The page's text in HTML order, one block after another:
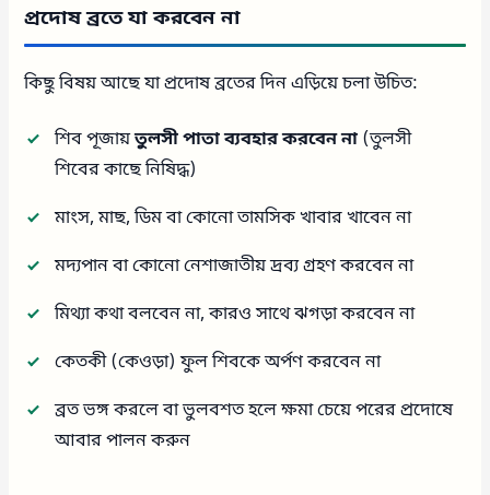
প্রদোষ ব্রতে যা করবেন না
কিছু বিষয় আছে যা প্রদোষ ব্রতের দিন এড়িয়ে চলা উচিত:
শিব পূজায়তুলসী পাতা ব্যবহার করবেন না (তুলসী
শিবের কাছে নিষিদ্ধ)
মাংস, মাছ, ডিম বা কোনো তামসিক খাবার খাবেন না
মদ্যপান বা কোনো নেশাজাতীয় দ্রব্য গ্রহণ করবেন না
মিথ্যা কথা বলবেন না, কারও সাথে ঝগড়া করবেন না
কেতকী (কেওড়া) ফুল শিবকে অর্পণ করবেন না
ব্রত ভঙ্গ করলে বা ভুলবশত হলে ক্ষমা চেয়ে পরের প্রদোষে
আবার পালন করুন